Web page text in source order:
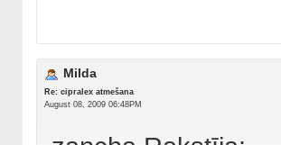
Milda
Re: cipralex atmešana
August 08, 2009 06:48PM